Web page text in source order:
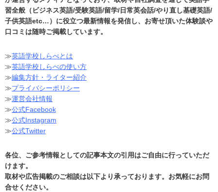
習全般（ビジネス英語/受験英語/留学/日常英会話/やり直し基礎英語/
子供英語etc…）に役立つ最新情報を発信し、お寄せ頂いた体験談や
口コミは随時ご掲載しています。
≫英語学校しらべとは
≫英語学校しらべの使い方
≫編集方針・ライター紹介
≫プライバシーポリシー
≫運営会社情報
≫公式Facebook
≫公式Instagram
≫公式Twitter
各位、ご参考情報としての記事本文の引用はご自由に行っていただ
けます。
取材や広告掲載のご相談は以下より承っております。お気軽にお問
合せください。